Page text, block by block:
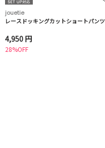
jouetie
レースドッキングカットショートパンツ
4,950 円
28%OFF